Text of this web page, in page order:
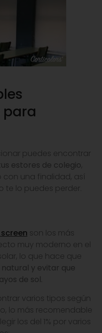
puedes encontrar
estores de colegio,
una finalidad, así
te lo puedes perder.
son los más
muy moderno en el
lo que hace que
natural y evitar que
de sol.
varios tipos según
lo más recomendable
los del 1% por varios